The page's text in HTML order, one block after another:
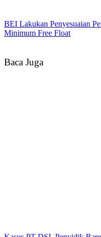
BEI Lakukan Penyesuaian
Minimum Free Float
Baca Juga